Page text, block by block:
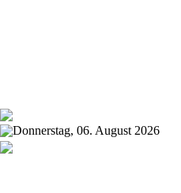
Donnerstag, 06. August 2026